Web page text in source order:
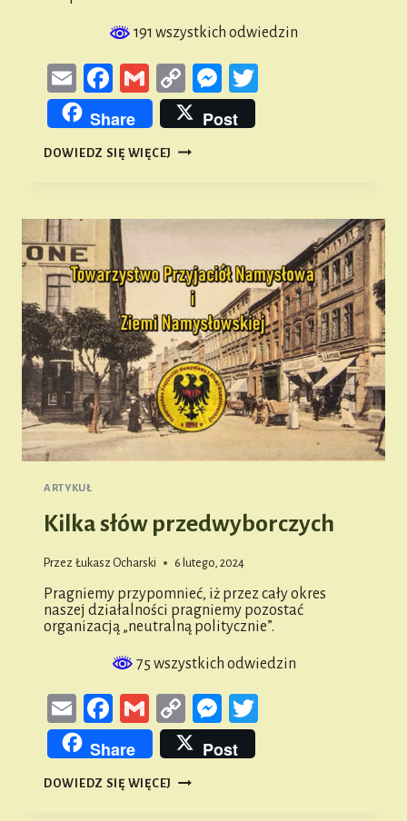
191 wszystkich odwiedzin
EmailFacebook
GmailCopy
Link
Messenger
Share Post
DOWIEDZ SIĘ WIĘCEJ PTAKI
ARTYKUŁ
Kilka słów przedwyborczych
Przez Łukasz Ocharski 6 lutego, 2024
Pragniemy przypomnieć, iż przez cały okres
naszej działalności pragniemy pozostać
organizacją „neutralną politycznie”.
75 wszystkich odwiedzin
EmailFacebook
GmailCopy
Link
Messenger
Share Post
DOWIEDZ SIĘ WIĘCEJ KILKA